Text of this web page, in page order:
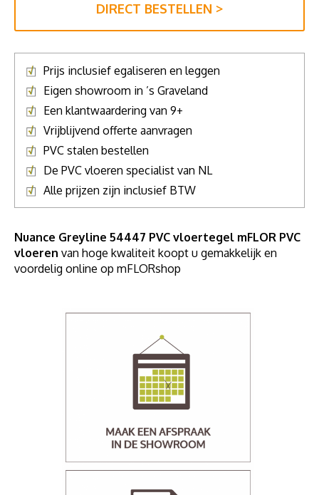
DIRECT BESTELLEN >
Prijs inclusief egaliseren en leggen
Eigen showroom in ’s Graveland
Een klantwaardering van 9+
Vrijblijvend offerte aanvragen
PVC stalen bestellen
De PVC vloeren specialist van NL
Alle prijzen zijn inclusief BTW
Nuance Greyline 54447 PVC vloertegel mFLOR PVC
vloeren van hoge kwaliteit koopt u gemakkelijk en
voordelig online op mFLORshop